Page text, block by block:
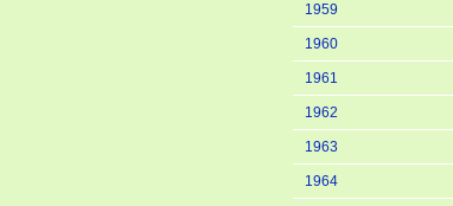
1959
1960
1961
1962
1963
1964